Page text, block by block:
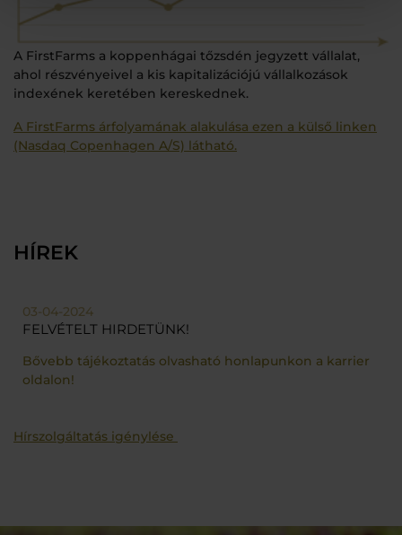
A FirstFarms a koppenhágai tőzsdén jegyzett vállalat,
ahol részvényeivel a kis kapitalizációjú vállalkozások
indexének keretében kereskednek.
A FirstFarms árfolyamának alakulása ezen a külső linken
(Nasdaq Copenhagen A/S) látható.
HÍREK
03-04-2024
FELVÉTELT HIRDETÜNK!
Bővebb tájékoztatás olvasható honlapunkon a karrier
oldalon!
Hírszolgáltatás igénylése